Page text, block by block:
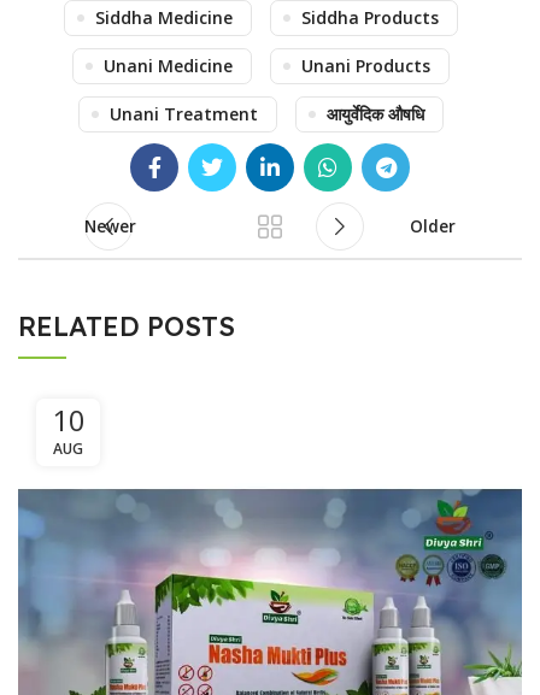
Siddha Medicine Siddha Products
Unani Medicine Unani Products
Unani Treatment आयुर्वेदिक औषधि
Newer Older
RELATED POSTS
10
AUG